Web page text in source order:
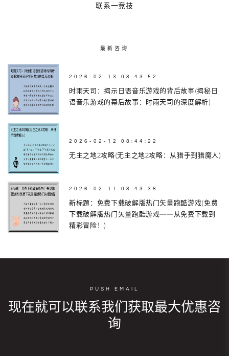
联系一竞技
最新咨询
2026-02-13 08:43:52
时雨天司：揭示日语音乐游戏的背后故事(揭秘日
语音乐游戏的幕后故事：时雨天司的深度解析)
2026-02-12 08:44:22
无主之地2攻略(无主之地2攻略：从猎手到猎魔人)
2026-02-11 08:43:38
新标题：免费下载破解版热门矢量跑酷游戏(免费
下载破解版热门矢量跑酷游戏——从免费下载到
精彩冒险！)
PUSH EMAIL
现在就可以联系我们获取最大优惠咨
询